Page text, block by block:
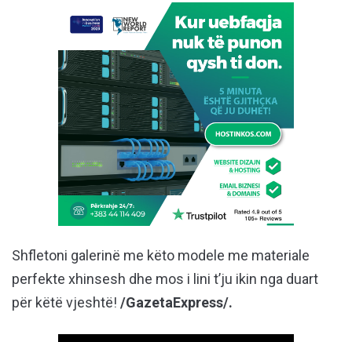
Shfletoni galerinë me këto modele me materiale
perfekte xhinsesh dhe mos i lini t’ju ikin nga duart
për këtë vjeshtë! /GazetaExpress/.